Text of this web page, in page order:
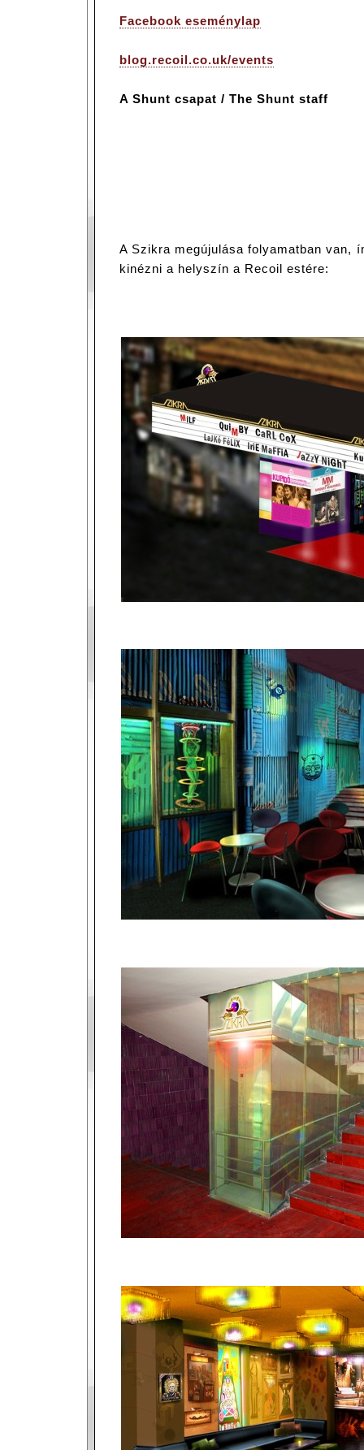
Facebook eseménylap
blog.recoil.co.uk/events
A Shunt csapat / The Shunt staff
A Szikra megújulása folyamatban van,
kinézni a helyszín a Recoil estére: